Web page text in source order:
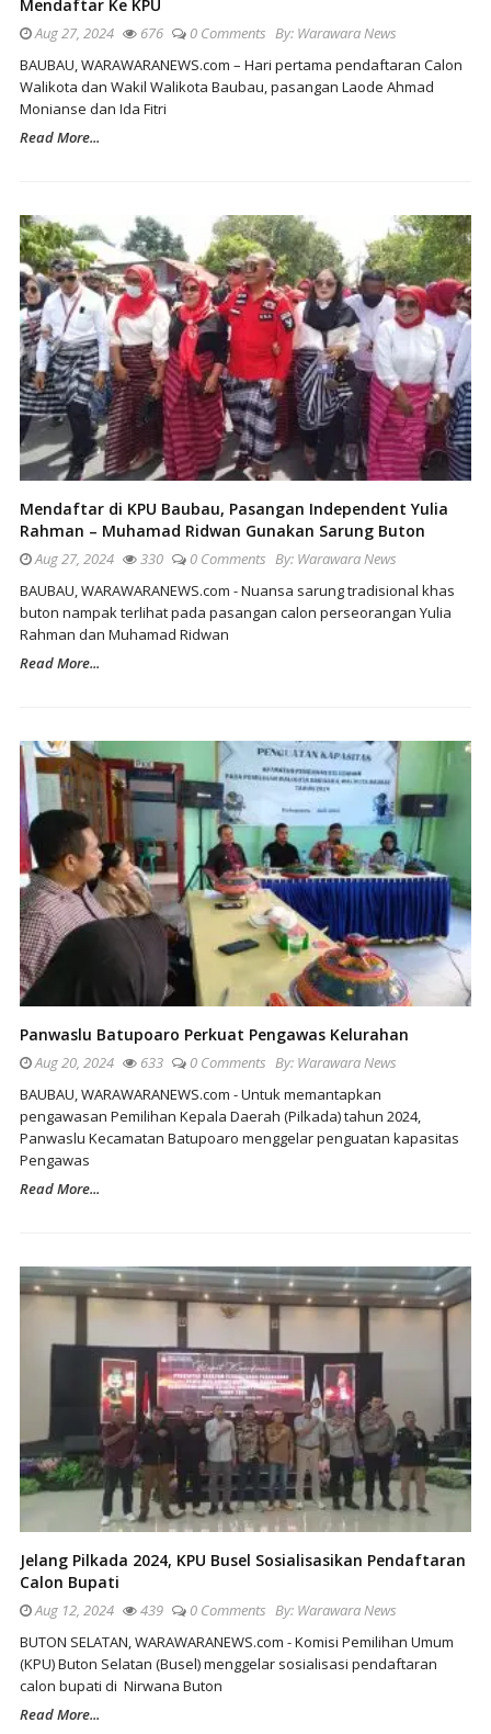
Mendaftar Ke KPU
Aug 27, 2024 676 0 Comments By: Warawara News
BAUBAU, WARAWARANEWS.com – Hari pertama pendaftaran Calon
Walikota dan Wakil Walikota Baubau, pasangan Laode Ahmad
Monianse dan Ida Fitri
Read More...
Mendaftar di KPU Baubau, Pasangan Independent Yulia
Rahman – Muhamad Ridwan Gunakan Sarung Buton
Aug 27, 2024 330 0 Comments By: Warawara News
BAUBAU, WARAWARANEWS.com - Nuansa sarung tradisional khas
buton nampak terlihat pada pasangan calon perseorangan Yulia
Rahman dan Muhamad Ridwan
Read More...
Panwaslu Batupoaro Perkuat Pengawas Kelurahan
Aug 20, 2024 633 0 Comments By: Warawara News
BAUBAU, WARAWARANEWS.com - Untuk memantapkan
pengawasan Pemilihan Kepala Daerah (Pilkada) tahun 2024,
Panwaslu Kecamatan Batupoaro menggelar penguatan kapasitas
Pengawas
Read More...
Jelang Pilkada 2024, KPU Busel Sosialisasikan Pendaftaran
Calon Bupati
Aug 12, 2024 439 0 Comments By: Warawara News
BUTON SELATAN, WARAWARANEWS.com - Komisi Pemilihan Umum
(KPU) Buton Selatan (Busel) menggelar sosialisasi pendaftaran
calon bupati di Nirwana Buton
Read More...